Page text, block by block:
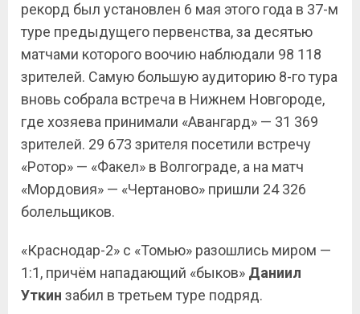
рекорд был установлен 6 мая этого года в 37-м
туре предыдущего первенства, за десятью
матчами которого воочию наблюдали 98 118
зрителей. Самую большую аудиторию 8-го тура
вновь собрала встреча в Нижнем Новгороде,
где хозяева принимали «Авангард» — 31 369
зрителей. 29 673 зрителя посетили встречу
«Ротор» — «Факел» в Волгограде, а на матч
«Мордовия» — «Чертаново» пришли 24 326
болельщиков.
«Краснодар-2» с «Томью» разошлись миром —
1:1, причём нападающий «быков» Даниил
Уткин забил в третьем туре подряд.